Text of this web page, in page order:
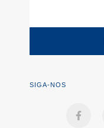
SIGA-NOS